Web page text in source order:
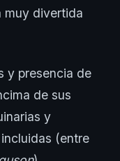
muy divertida
y presencia de
de sus
y
(entre